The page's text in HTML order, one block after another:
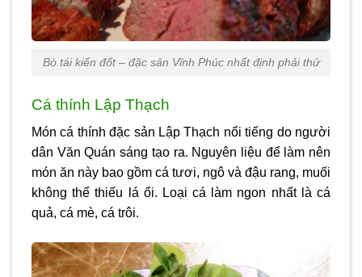
Bò tái kiến đốt – đặc sản Vĩnh Phúc nhất định phải thử
Cá thính Lập Thạch
Món cá thính đặc sản Lập Thạch nổi tiếng do người
dân Văn Quán sáng tạo ra. Nguyên liệu để làm nên
món ăn này bao gồm cá tươi, ngô và đậu rang, muối
không thể thiếu lá ổi. Loại cá làm ngon nhất là cá
quả, cá mè, cá trôi.